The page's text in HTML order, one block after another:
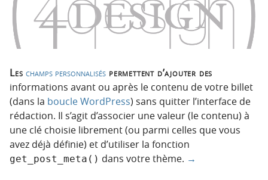
Leschamps personnalisés permettent d’ajouter des
informations avant ou après le contenu de votre billet
(dans la boucle WordPress) sans quitter l’interface de
rédaction. Il s’agit d’associer une valeur (le contenu) à
une clé choisie librement (ou parmi celles que vous
avez déjà définie) et d’utiliser la fonction
get_post_meta() dans votre thème. →